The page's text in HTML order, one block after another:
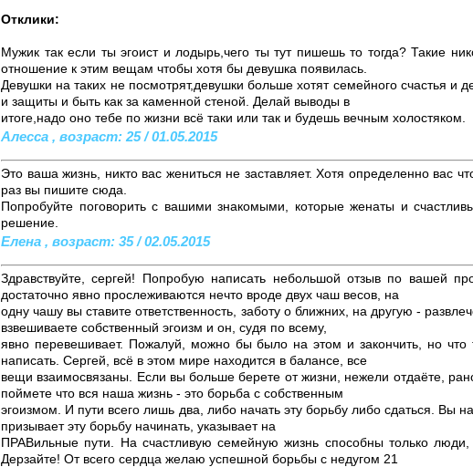
Отклики:
Мужик так если ты эгоист и лодырь,чего ты тут пишешь то тогда? Такие
отношение к этим вещам чтобы хотя бы девушка появилась.
Девушки на таких не посмотрят,девушки больше хотят семейного счастья и
и защиты и быть как за каменной стеной. Делай выводы в
итоге,надо оно тебе по жизни всё таки или так и будешь вечным холостяком.
Алесса , возраст: 25 / 01.05.2015
Это ваша жизнь, никто вас жениться не заставляет. Хотя определенно вас
раз вы пишите сюда.
Попробуйте поговорить с вашими знакомыми, которые женаты и
решение.
Елена , возраст: 35 / 02.05.2015
Здравствуйте, сергей! Попробую написать небольшой отзыв по вашей
достаточно явно прослеживаются нечто вроде двух чаш весов, на
одну чашу вы ставите ответственность, заботу о ближних, на другую -
взвешиваете собственный эгоизм и он, судя по всему,
явно перевешивает. Пожалуй, можно бы было на этом и закончить, но что
написать. Сергей, всё в этом мире находится в балансе, все
вещи взаимосвязаны. Если вы больше берете от жизни, нежели отдаёте,
поймете что вся наша жизнь - это борьба с собственным
эгоизмом. И пути всего лишь два, либо начать эту борьбу либо сдаться. Вы
призывает эту борьбу начинать, указывает на
ПРАВильные пути. На счастливую семейную жизнь способны только
Дерзайте! От всего сердца желаю успешной борьбы с недугом 21